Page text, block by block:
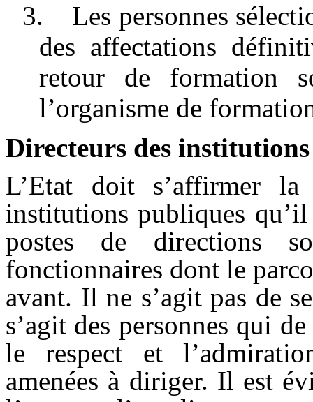
3.
Les personnes
des affectations
retour de formation
l’organisme de
Directeurs des
L’Etat doit s’affirmer la
institutions publiques
postes de directions
fonctionnaires dont le
avant. Il ne s’agit pas de
s’agit des personnes qui
le respect et
amenées à diriger. Il est